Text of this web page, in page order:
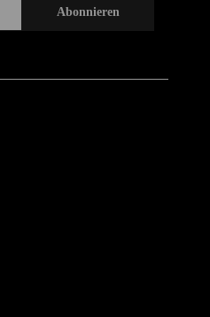
Abonnieren